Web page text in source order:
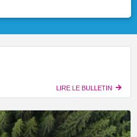
LIRE LE BULLETIN